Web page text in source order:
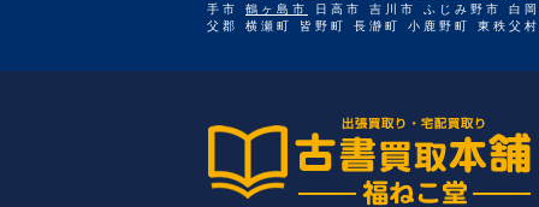
手市 鶴ヶ島市
日高市 吉川市 ふじみ野市 白
父郡 横瀬町 皆野町 長瀞町 小鹿野町 東秩父